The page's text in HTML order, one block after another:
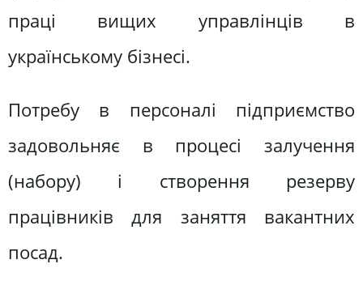
праці вищих управлінців в
українському бізнесі.
Потребу в персоналі підприємство
задовольняє в процесі залучення
(набору) і створення резерву
працівників для заняття вакантних
посад.